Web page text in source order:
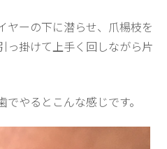
ヤーの下に潜らせ、爪楊枝を
っ掛けて上手く回しながら片
やるとこんな感じです。